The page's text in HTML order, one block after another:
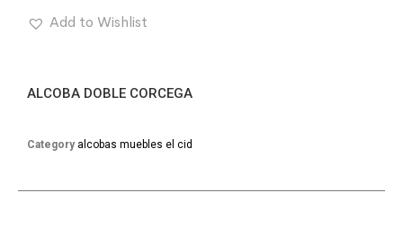
Add to Wishlist
ALCOBA DOBLE CORCEGA
Category alcobas muebles el cid